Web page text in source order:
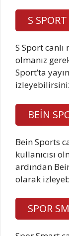
S
S Sport canlı
olmanız
Sport’ta
BEİN
Bein Sports
kullanıcısı
ardından
olarak
SPOR